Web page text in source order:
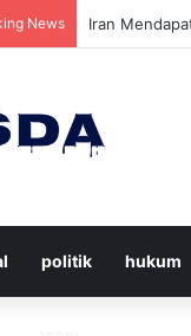
News Daftar Nama
politik hukum